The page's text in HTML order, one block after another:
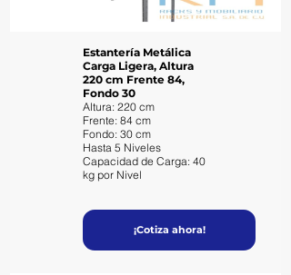
Estantería Metálica
Carga Ligera, Altura
220 cm Frente 84,
Fondo 30
Altura: 220 cm
Frente: 84 cm
Fondo: 30 cm
Hasta 5 Niveles
Capacidad de Carga: 40
kg por Nivel
¡Cotiza ahora!